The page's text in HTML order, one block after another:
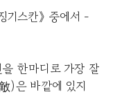
기스칸》 중에서 -
한마디로 가장 잘
)은 바깥에 있지